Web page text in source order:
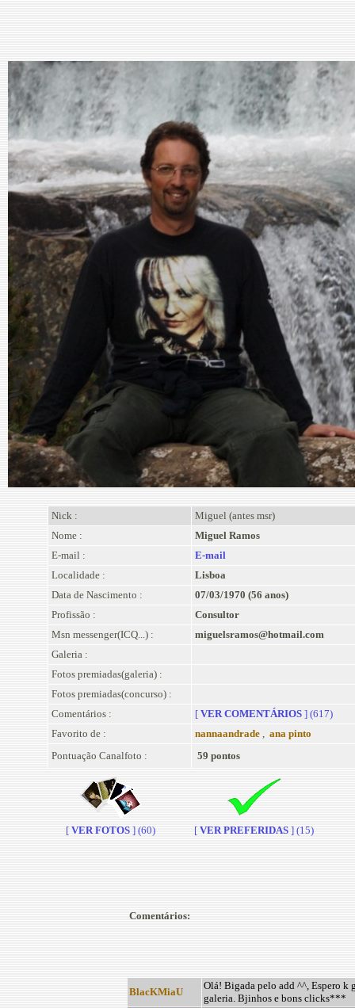
Nick :
Miguel (antes msr)
Nome :
Miguel Ramos
E-mail :
E-mail
Localidade :
Lisboa
Data de Nascimento :
07/03/1970 (56 anos)
Profissão :
Consultor
Msn messenger(ICQ...) :
miguelsramos@hotmail.com
Galeria :
Fotos premiadas(galeria) :
Fotos premiadas(concurso) :
Comentários :
[ VER COMENTÁRIOS ] (617)
Favorito de :
nannaandrade , ana pinto
Pontuação Canalfoto :
59 pontos
[VER FOTOS ] (60) [ VER PREFERIDAS ] (15)
Comentários:
BlacKMiaU
Olá! Bigada pelo add ^^, Espero k
galeria. Bjinhos e bons clicks***